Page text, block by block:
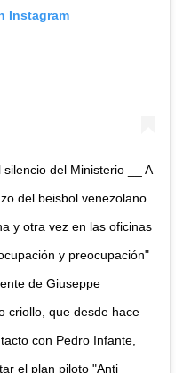
Instagram
del Ministerio __ A
del beisbol venezolano
y otra vez en las oficinas
y preocupación"
de Giuseppe
criollo, que desde hace
con Pedro Infante,
el plan piloto "Anti